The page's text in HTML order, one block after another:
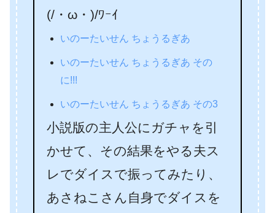
(/・ω・)/ﾜｰｲ
いのーたいせん ちょうるぎあ
いのーたいせん ちょうるぎあ その
に!!!
いのーたいせん ちょうるぎあ その3
小説版の主人公にガチャを引
かせて、その結果をやる夫ス
レでダイスで振ってみたり、
あさねこさん自身でダイスを